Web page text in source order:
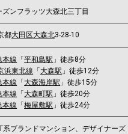
ズンフラッツ大森北三丁目
都大田区大森北3-28-10
本線 「平和島駅 」徒歩8分
浜東北線 「 大森駅 」徒歩12分
本線 「 大森海岸駅 」徒歩15分
本線 「 大森町駅 」徒歩20分
本線 「梅屋敷駅 」徒歩24分
系ブランドマンション、デザイナーズ